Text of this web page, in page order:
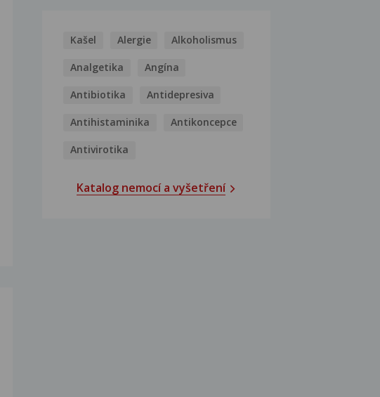
Kašel Alergie Alkoholismus
Analgetika Angína
Antibiotika Antidepresiva
Antihistaminika Antikoncepce
Antivirotika
Katalog nemocí a vyšetření